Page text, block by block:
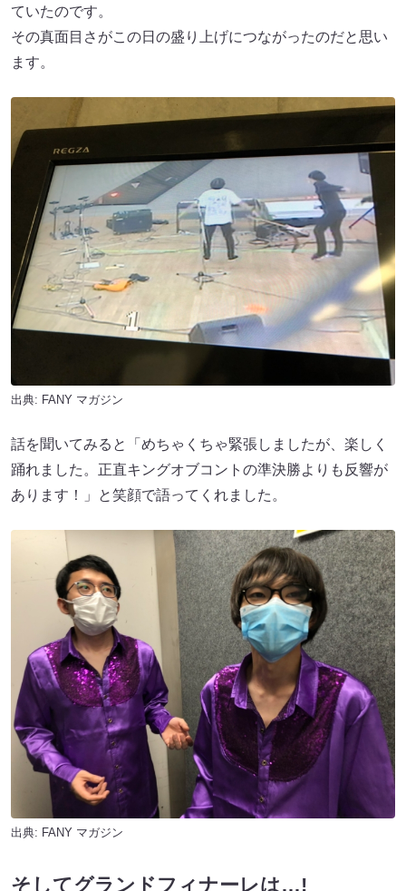
ていたのです。
その真面目さがこの日の盛り上げにつながったのだと思い
ます。
出典: FANY マガジン
話を聞いてみると「めちゃくちゃ緊張しましたが、楽しく
踊れました。正直キングオブコントの準決勝よりも反響が
あります！」と笑顔で語ってくれました。
出典: FANY マガジン
そしてグランドフィナーレは…!